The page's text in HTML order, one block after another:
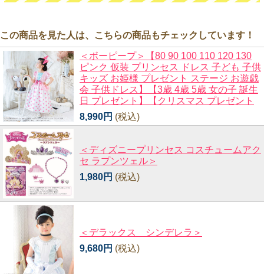
この商品を見た人は、こちらの商品もチェックしています！
＜ボーピープ＞【80 90 100 110 120 130
ピンク 仮装 プリンセス ドレス 子ども 子供
キッズ お姫様 プレゼント ステージ お遊戯
会 子供ドレス】【3歳 4歳 5歳 女の子 誕生
日 プレゼント】【クリスマス プレゼント
8,990円 (税込)
＜ディズニープリンセス コスチュームアク
セ ラプンツェル＞
1,980円 (税込)
＜デラックス シンデレラ＞
9,680円 (税込)